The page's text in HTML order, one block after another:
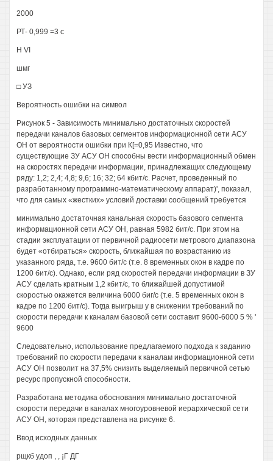
2000
РТ- 0,999 =3 с
Н VI
шмг
□ УЗ
Вероятность ошибки на символ
Рисунок 5 - Зависимость минимально достаточных скоростей
передачи каналов базовых сегментов информационной сети АСУ
ОН от вероятности ошибки при К[=0,95 Известно, что
существующие ЗУ АСУ ОН способны вести информационный обмен
на скоростях передачи информации, принадлежащих следующему
ряду: 1,2; 2,4; 4,8; 9,6; 16; 32; 64 кбит/с. Расчет, проведенный по
разработанному программно-математическому аппарат)', показал,
что для самых «жестких» условий доставки сообщений требуется
минимально достаточная канальная скорость базового сегмента
информационной сети АСУ ОН, равная 5982 бит/с. При этом на
стадии эксплуатации от первичной радиосети метрового диапазона
будет «отбираться» скорость, ближайшая по возрастанию из
указанного ряда, т.е. 9600 бит/с (т.е. 8 временных окон в кадре по
1200 бит/с). Однако, если ряд скоростей передачи информации в ЗУ
АСУ сделать кратным 1,2 кбит/с, то ближайшей допустимой
скоростью окажется величина 6000 биг/с (т.е. 5 временных окон в
кадре по 1200 бит/с). Тогда выигрыш у в снижении требований по
скорости передачи к каналам базовой сети составит 9600-6000 5 % '
9600
Следовательно, использование предлагаемого подхода к заданию
требований по скорости передачи к каналам информационной сети
АСУ ОН позволит на 37,5% снизить выделяемый первичной сетью
ресурс пропускной способности.
Разработана методика обоснования минимально достаточной
скорости передачи в каналах многоуровневой иерархической сети
АСУ ОН, которая представлена на рисунке 6.
Ввод исходных данных
рщкб удоп , , ¡Г ДГ